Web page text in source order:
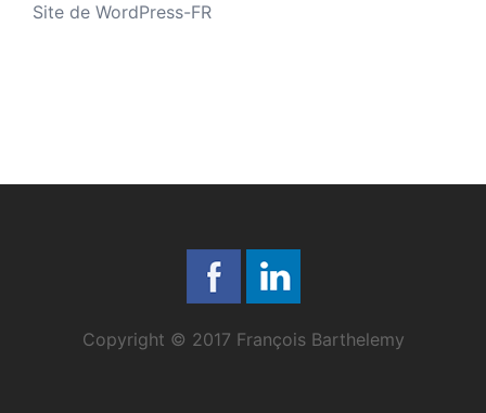
Site de WordPress-FR
Copyright © 2017 François Barthelemy